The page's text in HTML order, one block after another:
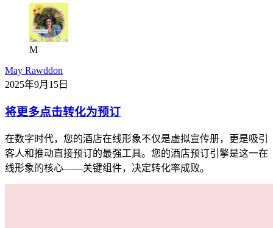
M
May Rawddon
2025年9月15日
将更多点击转化为预订
在数字时代，您的酒店在线形象不仅是虚拟宣传册，更是吸引
客人和推动直接预订的最强工具。您的酒店预订引擎是这一在
线形象的核心——关键组件，决定转化率成败。